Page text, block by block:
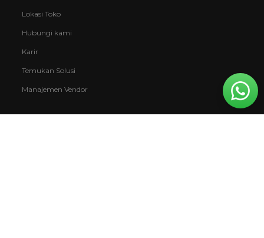
Lokasi Toko
Hubungi kami
Karir
Temukan Solusi
Manajemen Vendor